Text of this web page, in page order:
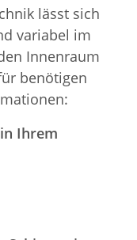
lässt sich
variabel im
Innenraum
benötigen
Ihrem